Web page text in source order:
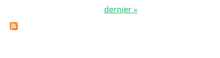
dernier »